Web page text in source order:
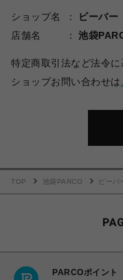
ショップ名
ビーバー
店舗名
池袋
特定商取引法など法令に
ショップお問い合わせは
TOP 池袋PARCO ビーバ
PARCOポイント